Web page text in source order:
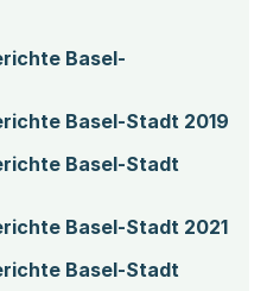
Basel-
Basel-Stadt 2019
Basel-Stadt
Basel-Stadt 2021
Basel-Stadt